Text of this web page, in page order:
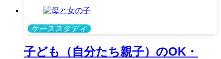
ケーススタディ
子ども（自分たち親子）のOK・